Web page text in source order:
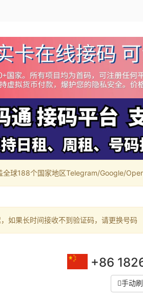
全球188个国家地区Telegram/Google/
如果长时间接收不到验证码，请更换号码
+86
手动